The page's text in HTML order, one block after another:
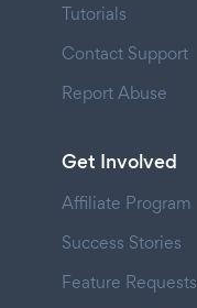
Tutorials
Contact Support
Report Abuse
Get Involved
Affiliate Program
Success Stories
Feature Requests